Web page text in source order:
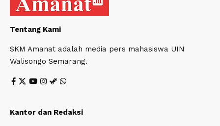
Tentang Kami
SKM Amanat adalah media pers mahasiswa UIN
Walisongo Semarang.
Kantor dan Redaksi